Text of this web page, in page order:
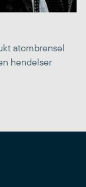
atombrensel
hendelser